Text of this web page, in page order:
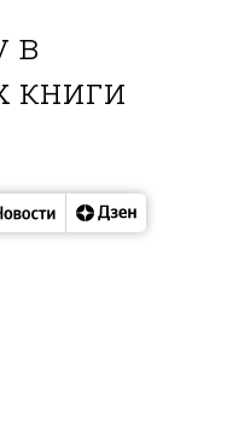
в
книги